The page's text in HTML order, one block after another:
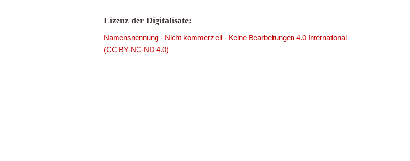
Lizenz der Digitalisate:
Namensnennung - Nicht kommerziell - Keine Bearbeitungen 4.0 International
(CC BY-NC-ND 4.0)